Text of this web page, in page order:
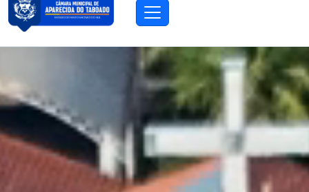
CÂMARA MUNICIPAL
Aparecida do Taboado